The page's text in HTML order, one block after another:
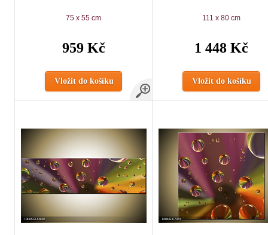
75 x 55 cm
959 Kč
Vložit do košíku
111 x 80 cm
1 448 Kč
Vložit do košíku